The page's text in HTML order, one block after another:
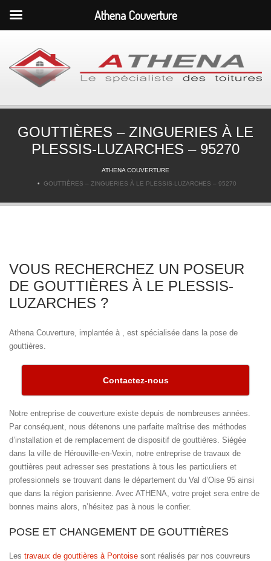
GOUTTIÈRES – ZINGUERIES À LE
PLESSIS-LUZARCHES – 95270
ATHENA COUVERTURE
GOUTTIÈRES – ZINGUERIES À LE PLESSIS-LUZARCHES – 95270
VOUS RECHERCHEZ UN POSEUR
DE GOUTTIÈRES À LE PLESSIS-
LUZARCHES ?
Athena Couverture, implantée à , est spécialisée dans la pose de
gouttières.
Contactez-nous
Notre entreprise de couverture existe depuis de nombreuses années.
Par conséquent, nous détenons une parfaite maîtrise des méthodes
d’installation et de remplacement de dispositif de gouttières. Siégée
dans la ville de Hérouville-en-Vexin, notre entreprise de travaux de
gouttières peut adresser ses prestations à tous les particuliers et
professionnels se trouvant dans le département du Val d’Oise 95 ainsi
que dans la région parisienne. Avec ATHENA, votre projet sera entre de
bonnes mains alors, n’hésitez pas à nous le confier.
POSE ET CHANGEMENT DE GOUTTIÈRES
Les travaux de gouttières à Pontoise sont réalisés par nos couvreurs
Athena Couverture